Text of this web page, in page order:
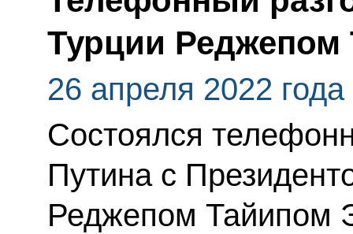
Турции
26 апреля 2022 года
Состоялся
Путина с
Реджепом Тайипом